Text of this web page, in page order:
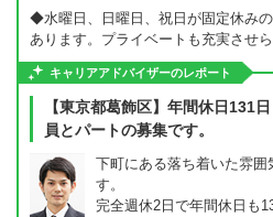
◆水曜日、日曜日、祝日が固定休み
あります。プライベートも充実させら
キャリアアドバイザーのレポート
【東京都葛飾区】年間休日131
員とパートの募集です。
下町にある落ち着いた雰
す。
完全週休2日で年間休日も